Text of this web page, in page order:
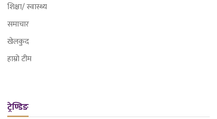
शिक्षा/ स्वास्थ्य
समाचार
खेलकुद
हाम्रो टीम
ट्रेण्डिङ